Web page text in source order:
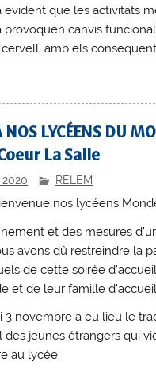
evident que les activitats
provoquen canvis
amb els
LYCÉENS DU
La Salle
RELEM
et des mesures
avons dû restreindre la
de cette soirée
et de leur famille
3 novembre a eu lieu le
des jeunes étrangers qui
au lycée.